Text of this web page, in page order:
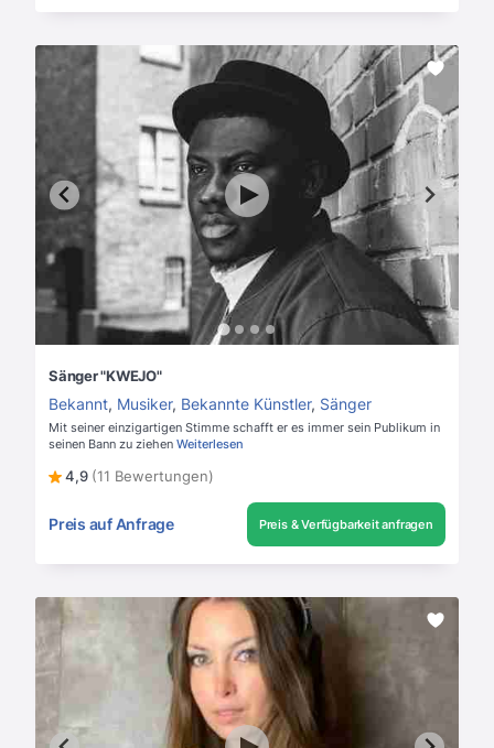
Sänger "KWEJO"
Bekannt, Musiker, Bekannte Künstler, Sänger
Mit seiner einzigartigen Stimme schafft er es immer sein Publikum in
seinen Bann zu ziehen Weiterlesen
4,9 (11 Bewertungen)
Preis auf Anfrage Preis & Verfügbarkeit anfragen